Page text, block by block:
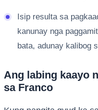
Isip resulta sa
kanunay nga
bata, adunay kalibog
Ang labing kaayo
sa Franco